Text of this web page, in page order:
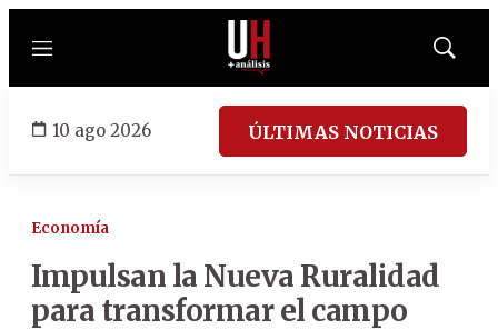
Menú
Mostrar
10 ago 2026 ÚLTIMAS NOTICIAS
Economía
Impulsan la Nueva Ruralidad
para transformar el campo